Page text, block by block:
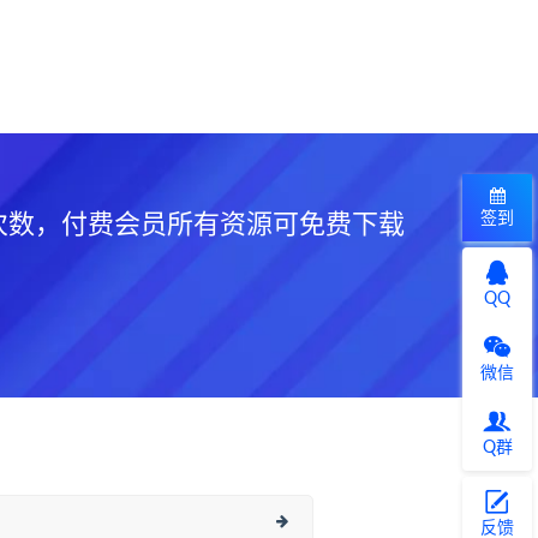
，付费会员所有资源可免费下载 签到
QQ
微信
Q群
反馈